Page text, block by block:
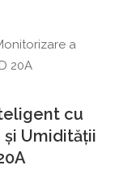
cu
Umidității